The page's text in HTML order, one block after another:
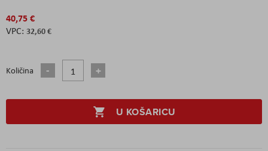
40,75 €
32,60 €
Količina
U KOŠARICU